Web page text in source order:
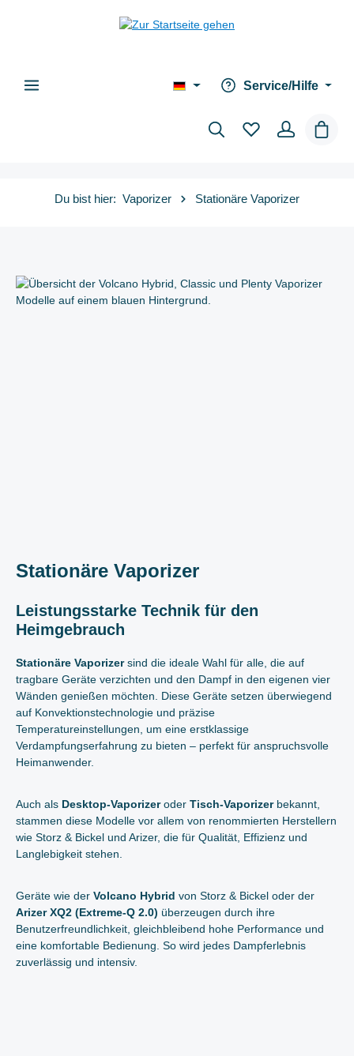
Service/Hilfe
Du bist hier: Vaporizer Stationäre Vaporizer
Stationäre Vaporizer
Leistungsstarke Technik für den
Heimgebrauch
Stationäre Vaporizersind die ideale Wahl für alle, die auf
tragbare Geräte verzichten und den Dampf in den eigenen vier
Wänden genießen möchten. Diese Geräte setzen überwiegend
auf Konvektionstechnologie und präzise
Temperatureinstellungen, um eine erstklassige
Verdampfungserfahrung zu bieten – perfekt für anspruchsvolle
Heimanwender.
Auch als Desktop-Vaporizeroder Tisch-Vaporizerbekannt,
stammen diese Modelle vor allem von renommierten Herstellern
wie Storz & Bickel und Arizer, die für Qualität, Effizienz und
Langlebigkeit stehen.
Geräte wie der Volcano Hybrid von Storz & Bickel oder der
Arizer XQ2 (Extreme-Q 2.0) überzeugen durch ihre
Benutzerfreundlichkeit, gleichbleibend hohe Performance und
eine komfortable Bedienung. So wird jedes Dampferlebnis
zuverlässig und intensiv.